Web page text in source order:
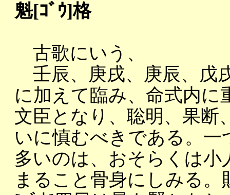
魁[ｺﾞｳ]格
古歌にいう、
壬辰、庚戌、庚辰、戊
に加えて臨み、命式内
文臣となり、聡明、果断
いに慎むべきである。
多いのは、おそらくは
まること骨身にしみる